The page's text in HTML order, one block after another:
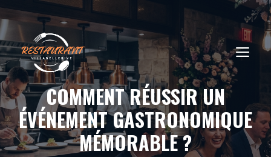
Aller
au
contenu
COMMENT RÉUSSIR UN
ÉVÉNEMENT GASTRONOMIQUE
MÉMORABLE ?